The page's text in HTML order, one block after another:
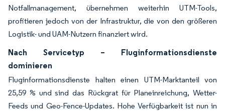
Notfallmanagement, übernehmen weiterhin UTM-Tools,
profitieren jedoch von der Infrastruktur, die von den größeren
Logistik- und UAM-Nutzern finanziert wird.
Nach Servicetyp – Fluginformationsdienste
dominieren
Fluginformationsdienste halten einen UTM-Marktanteil von
25,59 % und sind das Rückgrat für Planeinreichung, Wetter-
Feeds und Geo-Fence-Updates. Hohe Verfügbarkeit ist nun in